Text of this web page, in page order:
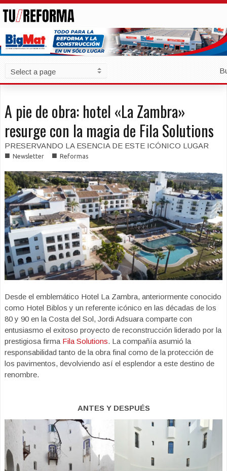
A pie de obra: hotel «La Zambra»
resurge con la magia de Fila Solutions
PRESERVANDO LA ESENCIA DE ESTE ICÓNICO LUGAR
■ Newsletter ■ Reformas
Desde el emblemático Hotel La Zambra, anteriormente conocido
como Hotel Biblos y un referente icónico en las décadas de los
80 y 90 en la Costa del Sol, Jordi Adsuara comparte con
entusiasmo el exitoso proyecto de reconstrucción liderado por la
prestigiosa firma Fila Solutions. La compañía asumió la
responsabilidad tanto de la obra final como de la protección de
los pavimentos, devolviendo así el esplendor a este destino de
renombre.
ANTES Y DESPUÉS